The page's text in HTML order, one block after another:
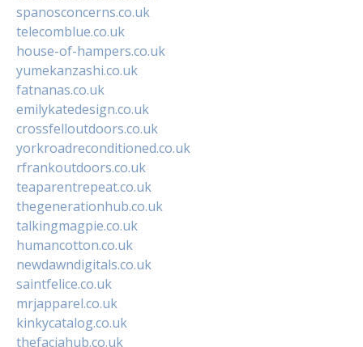
spanosconcerns.co.uk
telecomblue.co.uk
house-of-hampers.co.uk
yumekanzashi.co.uk
fatnanas.co.uk
emilykatedesign.co.uk
crossfelloutdoors.co.uk
yorkroadreconditioned.co.uk
rfrankoutdoors.co.uk
teaparentrepeat.co.uk
thegenerationhub.co.uk
talkingmagpie.co.uk
humancotton.co.uk
newdawndigitals.co.uk
saintfelice.co.uk
mrjapparel.co.uk
kinkycatalog.co.uk
thefaciahub.co.uk